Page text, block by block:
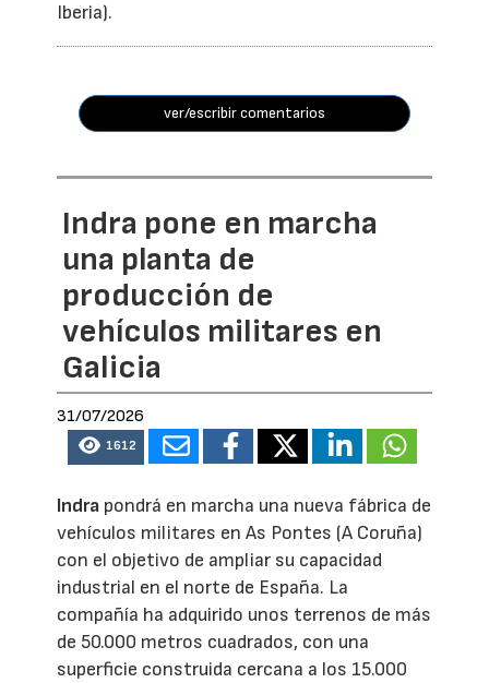
Iberia).
ver/escribir comentarios
Indra pone en marcha
una planta de
producción de
vehículos militares en
Galicia
31/07/2026
1612
Indra pondrá en marcha una nueva fábrica de
vehículos militares en As Pontes (A Coruña)
con el objetivo de ampliar su capacidad
industrial en el norte de España. La
compañía ha adquirido unos terrenos de más
de 50.000 metros cuadrados, con una
superficie construida cercana a los 15.000